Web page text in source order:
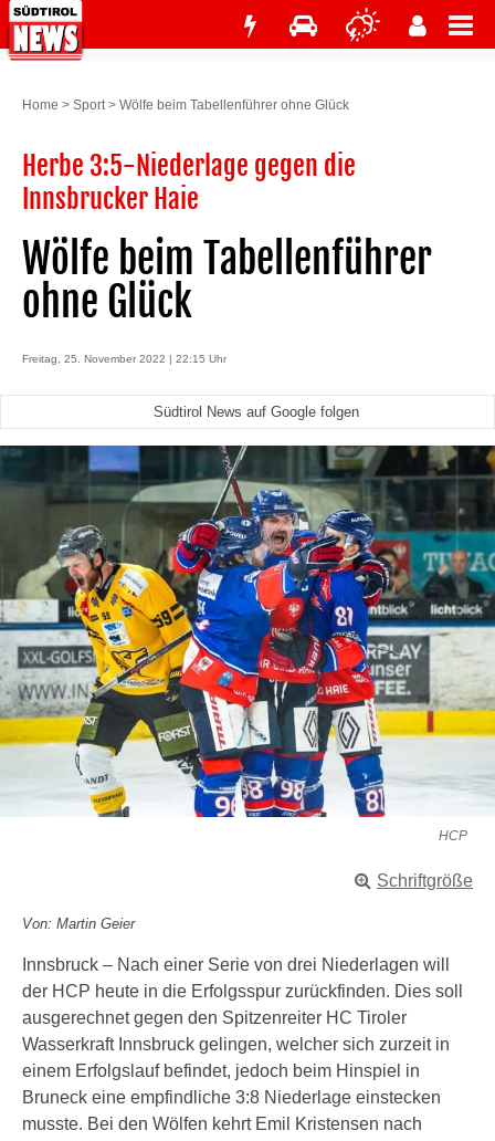
Home > Sport> Wölfe beim Tabellenführer ohne Glück
Herbe 3:5-Niederlage gegen die
Innsbrucker Haie
Wölfe beim Tabellenführer
ohne Glück
Freitag, 25. November 2022 | 22:15 Uhr
Südtirol News auf Google folgen
HCP
Schriftgröße
Von: Martin Geier
Innsbruck – Nach einer Serie von drei Niederlagen will
der HCP heute in die Erfolgsspur zurückfinden. Dies soll
ausgerechnet gegen den Spitzenreiter HC Tiroler
Wasserkraft Innsbruck gelingen, welcher sich zurzeit in
einem Erfolgslauf befindet, jedoch beim Hinspiel in
Bruneck eine empfindliche 3:8 Niederlage einstecken
musste. Bei den Wölfen kehrt Emil Kristensen nach